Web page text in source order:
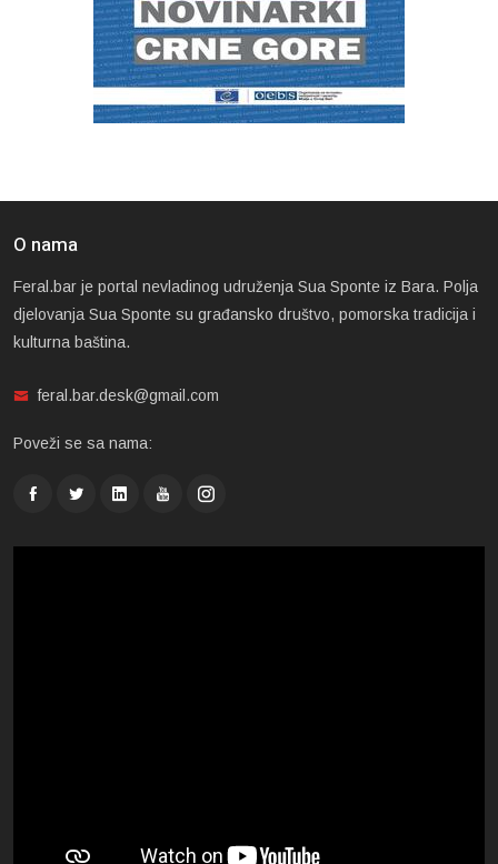
O nama
Feral.bar je portal nevladinog udruženja Sua Sponte iz Bara. Polja
djelovanja Sua Sponte su građansko društvo, pomorska tradicija i
kulturna baština.
feral.bar.desk@gmail.com
Poveži se sa nama: